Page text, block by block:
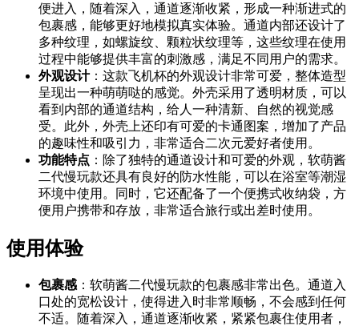
便进入，随着深入，通道逐渐收紧，形成一种渐进式的
包裹感，能够更好地模拟真实体验。通道内部还设计了
多种纹理，如螺旋纹、颗粒状纹理等，这些纹理在使用
过程中能够提供丰富的刺激感，满足不同用户的需求。
外观设计：这款飞机杯的外观设计非常可爱，整体造型
呈现出一种萌萌哒的感觉。外壳采用了透明材质，可以
看到内部的通道结构，给人一种清新、自然的视觉感
受。此外，外壳上还印有可爱的卡通图案，增加了产品
的趣味性和吸引力，非常适合二次元爱好者使用。
功能特点 ：除了独特的通道设计和可爱的外观，软萌酱
二代慢玩款还具有良好的防水性能，可以在浴室等潮湿
环境中使用。同时，它还配备了一个便携式收纳袋，方
便用户携带和存放，非常适合旅行或出差时使用。
使用体验
包裹感 ：软萌酱二代慢玩款的包裹感非常出色。通道入
口处的宽松设计，使得进入时非常顺畅，不会感到任何
不适。随着深入，通道逐渐收紧，紧紧包裹住使用者，